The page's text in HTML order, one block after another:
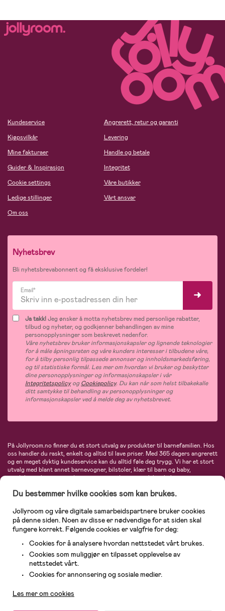
Kundeservice
Kjøpsvilkår
Mine fakturaer
Guider & Inspirasjon
Cookie settings
Ledige stillinger
Om oss
Angrerett, retur og garanti
Levering
Handle og betale
Integritet
Våre butikker
Vårt ansvar
Nyhetsbrev
Bli nyhetsbrevabonnent og få eksklusive fordeler!
Email*
Ja takk!Jeg ønsker å motta nyhetsbrev med personlige rabatter,
tilbud og nyheter, og godkjenner behandlingen av mine
personopplysninger som beskrevet nedenfor.
Våre nyhetsbrev bruker informasjonskapsler og lignende teknologier
for å måle åpningsraten og våre kunders interesser i tilbudene våre,
for å tilby personlig tilpassede annonser og innholdsmarkedsføring,
og til statistiske formål. Les mer om hvordan vi bruker og beskytter
dine personopplysninger og informasjonskapsler i vår
IntegritetspolicyogCookiepolicy. Du kan når som helst tilbakekalle
ditt samtykke til behandling av personopplysninger og
informasjonskapsler ved å melde deg av nyhetsbrevet.
På Jollyroom.no finner du et stort utvalg av produkter til barnefamilien. Hos
oss handler du raskt, enkelt og alltid til lave priser. Med 365 dagers angrerett
og en meget dyktig kundeservice kan du alltid føle deg trygg. Vi har et stort
utvalg med blant annet barnevogner, bilstoler, klær til barn og baby,
produkter til mor, mengder av inspirerende interiør, leker, babyustyr og mye
Maxi-Cosi, Baby Jogger, BabyBjörn, Didriksons, KidKraft, Ergobaby, Philips
største nettbutikk for barn og baby!
Du bestemmer hvilke cookies som kan brukes.
Jollyroom og våre digitale samarbeidspartnere bruker cookies
på denne siden. Noen av disse er nødvendige for at siden skal
fungere korrekt. Følgende cookies er valgfrie for deg:
Cookies for å analysere hvordan nettstedet vårt brukes.
Cookies som muliggjør en tilpasset opplevelse av
nettstedet vårt.
Cookies for annonsering og sosiale medier.
Les mer om cookies